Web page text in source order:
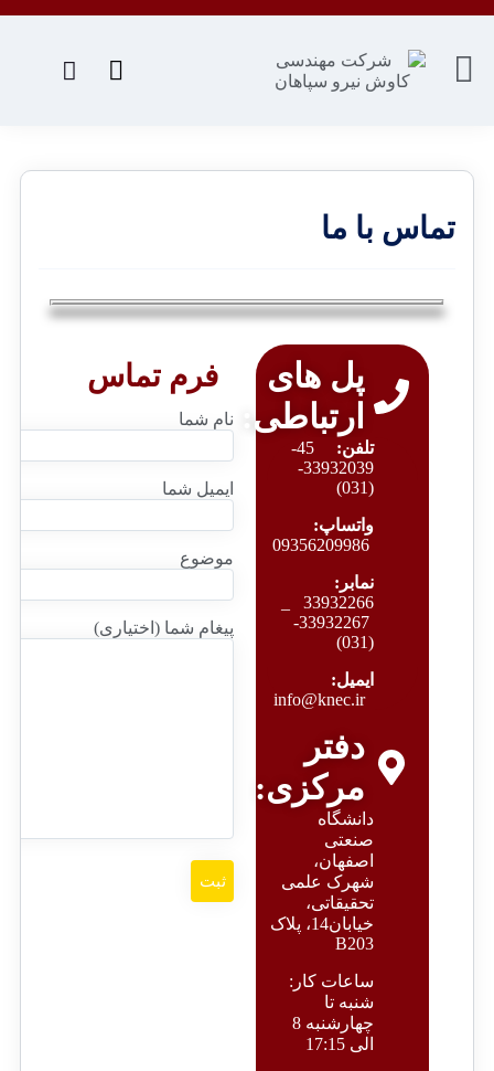
تماس با ما
دانشگاه
صنعتی
اصفهان،
شهرک
17:15
پل های
ارتباطی:
تلفن:
45-
33932039-
(031)
واتساپ:
نمابر:
33932266 _
33932267-
(031)
ایمیل:
info@knec.ir
دفتر
مرکزی:
دانشگاه
صنعتی
اصفهان،
شهرک علمی
تحقیقاتی،
خیابان14، پلاک
B203
ساعات کار:
شنبه تا
چهارشنبه 8
الی 17:15
فرم تماس
نام شما
ایمیل شما
موضوع
پیغام شما (اختیاری)